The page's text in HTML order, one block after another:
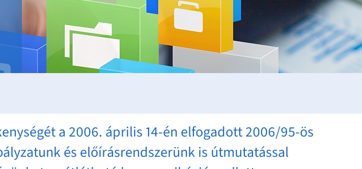
a 2006. április 14-én elfogadott 2006/95-ös
és előírásrendszerünk is útmutatással